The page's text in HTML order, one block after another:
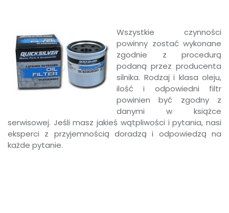
Wszystkie czynności
powinny zostać wykonane
zgodnie z procedurą
podaną przez producenta
silnika. Rodzaj i klasa oleju,
ilość i odpowiedni filtr
powinien być zgodny z
danymi w książce
serwisowej. Jeśli masz jakieś wątpliwości i pytania, nasi
eksperci z przyjemnością doradzą i odpowiedzą na
każde pytanie.